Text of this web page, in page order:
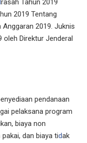
rasah Tahun 2019
2019 Tentang
2019. Juknis
oleh Direktur Jenderal
pendanaan
pelaksana program
biaya non
dan biaya tidak